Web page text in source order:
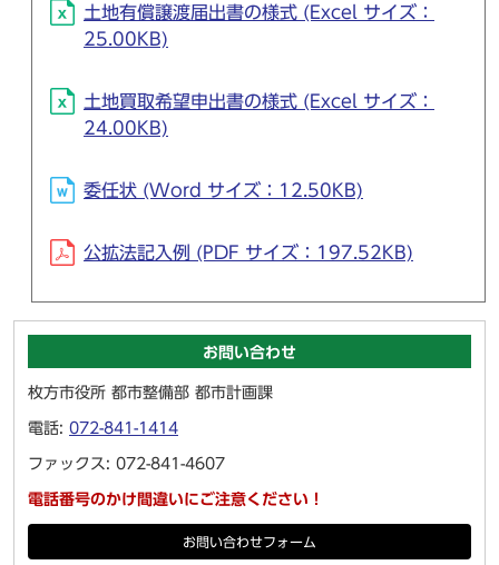
土地有償譲渡届出書の様式 (Excel サイズ：
25.00KB)
土地買取希望申出書の様式 (Excel サイズ：
24.00KB)
委任状 (Word サイズ：12.50KB)
公拡法記入例 (PDF サイズ：197.52KB)
お問い合わせ
枚方市役所 都市整備部 都市計画課
電話: 072-841-1414
ファックス: 072-841-4607
電話番号のかけ間違いにご注意ください！
お問い合わせフォーム